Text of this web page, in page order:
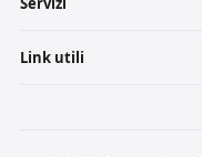
Link utili